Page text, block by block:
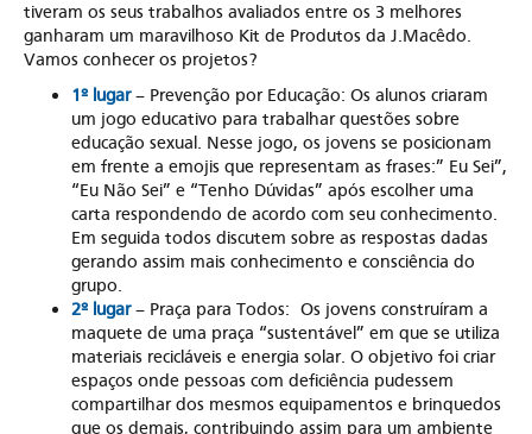
tiveram os seus trabalhos avaliados entre os 3 melhores
ganharam um maravilhoso Kit de Produtos da J.Macêdo.
Vamos conhecer os projetos?
1º lugar– Prevenção por Educação: Os alunos criaram
um jogo educativo para trabalhar questões sobre
educação sexual. Nesse jogo, os jovens se posicionam
em frente a emojis que representam as frases:” Eu Sei”,
“Eu Não Sei” e “Tenho Dúvidas” após escolher uma
carta respondendo de acordo com seu conhecimento.
Em seguida todos discutem sobre as respostas dadas
gerando assim mais conhecimento e consciência do
grupo.
2º lugar– Praça para Todos: Os jovens construíram a
maquete de uma praça “sustentável” em que se utiliza
materiais recicláveis e energia solar. O objetivo foi criar
espaços onde pessoas com deficiência pudessem
compartilhar dos mesmos equipamentos e brinquedos
que os demais, contribuindo assim para um ambiente